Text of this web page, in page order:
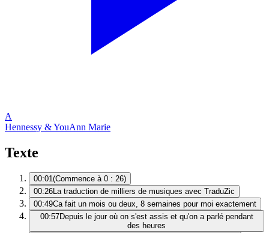
A
Hennessy & YouAnn Marie
Texte
00:01(Commence à 0 : 26)
00:26La traduction de milliers de musiques avec TraduZic
00:49Ca fait un mois ou deux, 8 semaines pour moi exactement
00:57Depuis le jour où on s'est assis et qu'on a parlé pendant
des heures